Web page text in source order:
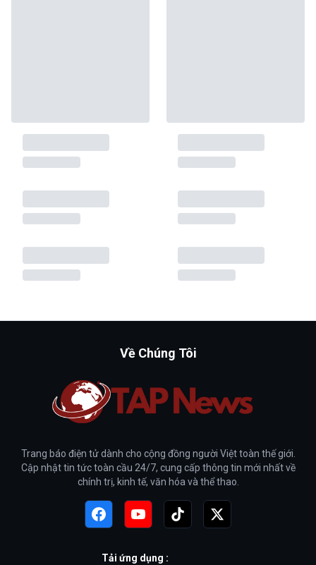
Về Chúng Tôi
Trang báo điện tử dành cho cộng đồng người Việt toàn thế giới.
Cập nhật tin tức toàn cầu 24/7, cung cấp thông tin mới nhất về
chính trị, kinh tế, văn hóa và thể thao.
Tải ứng dụng :